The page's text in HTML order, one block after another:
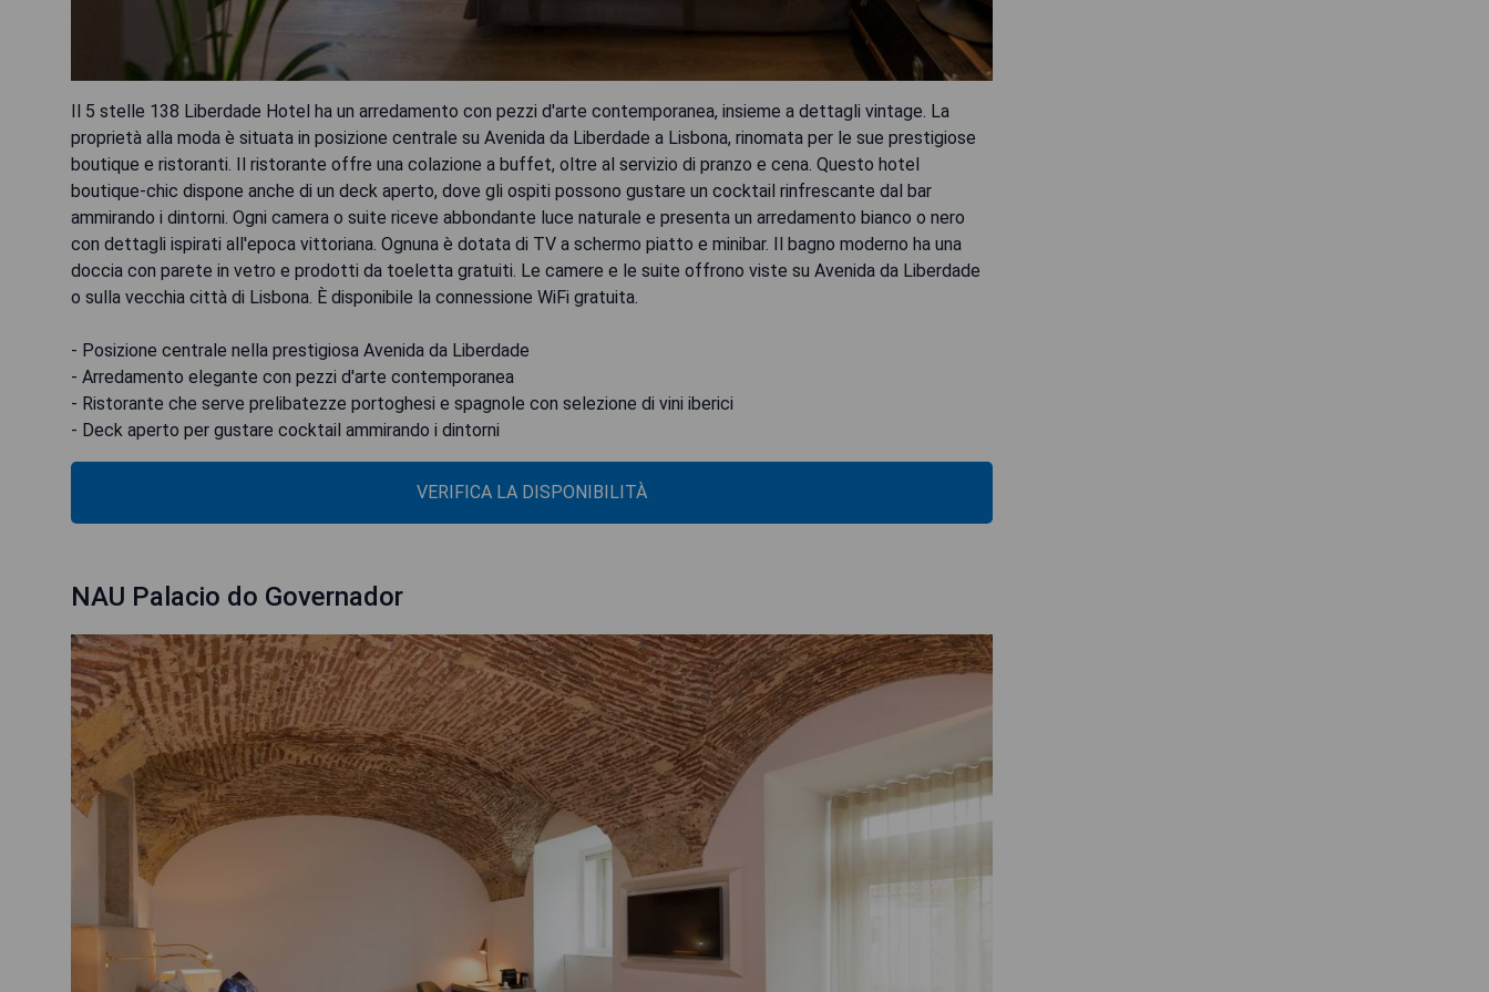
Il 5 stelle 138 Liberdade Hotel ha un arredamento con pezzi d'arte contemporanea, insieme a dettagli vintage. La
proprietà alla moda è situata in posizione centrale su Avenida da Liberdade a Lisbona, rinomata per le sue prestigiose
boutique e ristoranti. Il ristorante offre una colazione a buffet, oltre al servizio di pranzo e cena. Questo hotel
boutique-chic dispone anche di un deck aperto, dove gli ospiti possono gustare un cocktail rinfrescante dal bar
ammirando i dintorni. Ogni camera o suite riceve abbondante luce naturale e presenta un arredamento bianco o nero
con dettagli ispirati all'epoca vittoriana. Ognuna è dotata di TV a schermo piatto e minibar. Il bagno moderno ha una
doccia con parete in vetro e prodotti da toeletta gratuiti. Le camere e le suite offrono viste su Avenida da Liberdade
o sulla vecchia città di Lisbona. È disponibile la connessione WiFi gratuita.
- Posizione centrale nella prestigiosa Avenida da Liberdade
- Arredamento elegante con pezzi d'arte contemporanea
- Ristorante che serve prelibatezze portoghesi e spagnole con selezione di vini iberici
- Deck aperto per gustare cocktail ammirando i dintorni
VERIFICA LA DISPONIBILITÀ
NAU Palacio do Governador